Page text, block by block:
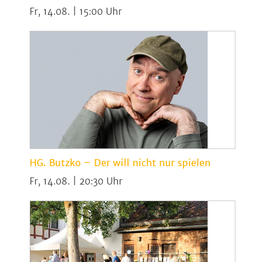
Fr, 14.08. | 15:00
HG. Butzko – Der will nicht nur spielen
Fr, 14.08. | 20:30